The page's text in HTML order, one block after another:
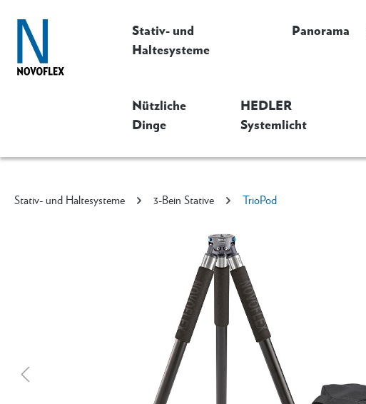
Stativ- und
Haltesysteme
Panorama
Nützliche
Dinge
HEDLER
Systemlicht
Stativ- und Haltesysteme 3-Bein Stative TrioPod